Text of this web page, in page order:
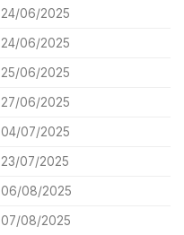
24/06/2025
24/06/2025
25/06/2025
27/06/2025
04/07/2025
23/07/2025
06/08/2025
07/08/2025